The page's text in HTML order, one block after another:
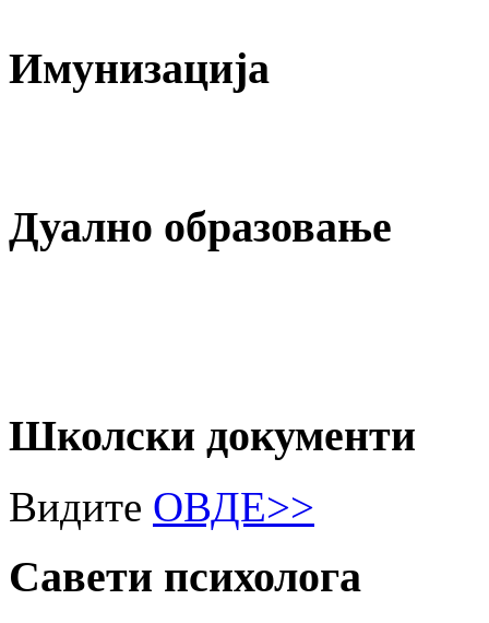
Имунизација
Дуално образовање
Школски документи
Видите ОВДЕ>>
Савети психолога